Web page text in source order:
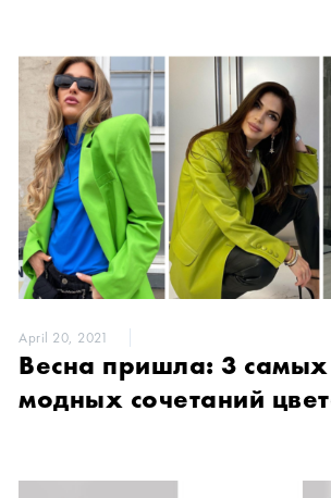
April 20, 2021
Весна пришла: 3
модных сочетаний